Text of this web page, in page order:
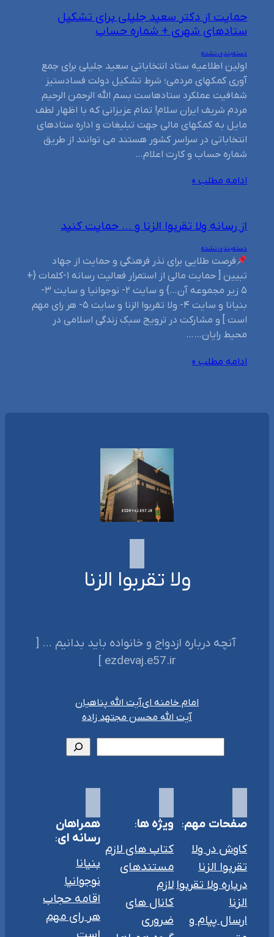
حمایت از دکتر سعید جلیلی برای تشکیل
ستادهای شهری + شماره حساب
دسته‌بندی نشده
اولین اطلاعیه ستاد انتخاباتی سعید جلیلی برای جمع
آوری کمکهای مردمی؛ شرط تشکیل دولت فسادستیز
شفافیت عملکرد ستادهاست بسم الله الرحمن الرحیم
مردم شریف ایران سلام! تمام عزیزانی که با اظهار لطف
مایل به کمکهای مالی جهت تبلیغات و اداره ستادهای
انتخاباتی در سراسر کشور هستند می توانند از طریق
شماره حساب و کارت اعلام…
ادامه مطلب »
از رسانه ولا تقربوا الزنا و … حمایت کنید
دسته‌بندی نشده
فرصت طلایی برای نذر فرهنگی و حمایت از جهاد
تبیین [ حمایت مالی از استمرار فعالیت رسانه ۱-کلمات {+
۵ زیر مجموعه آن…} و سایت ۲- نوجوانیا و سایت ۳-
بنیانا و سایت ۴- ولا تقربوا الزنا و سایت ۵- هر رای مهم
است ] و مشارکت در ترویج سبک زندگی اسلامی در
محیط رایان……
ادامه مطلب »
ولا تقربوا الزنا
‌‌‌ آنچه درباره ازدواج و خانواده باید بدانیم … [
ezdevaj.e57.ir ]‌
امام خامنه ایآیت الله پناهیان
آیت الله محسن مجتهد زاده
صفحات مهم:
کاوش در ولا
تقربوا الزنا
درباره ولا تقربوا
الزنا
ارسال پیام و
ویژه ها:
کتاب های لازم
مستندهای
لازم
کانال های
ضروری
همراهان
رسانه ای:
بنیانا
نوجوانیا
اقامه حجاب
هر رای مهم